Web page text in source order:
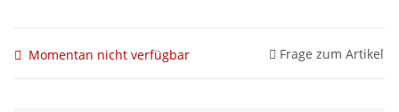
Momentan nicht verfügbar Frage zum Artikel